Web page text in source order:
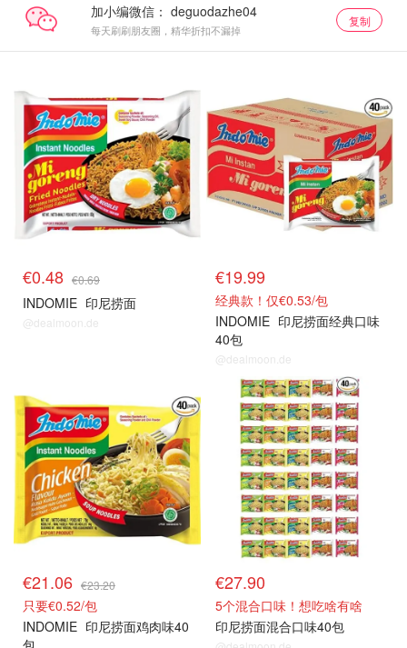
加小编微信：
每天刷刷朋友圈，精华折扣不漏掉
复制
€0.48 €0.69
INDOMIE 印尼捞面
@dealmoon.de
€19.99
经典款！仅€0.53/包
INDOMIE 印尼捞面经典口味
40包
@dealmoon.de
€21.06 €23.20
只要€0.52/包
INDOMIE 印尼捞面鸡肉味40
包
€27.90
5个混合口味！想吃啥有啥
印尼捞面混合口味40包